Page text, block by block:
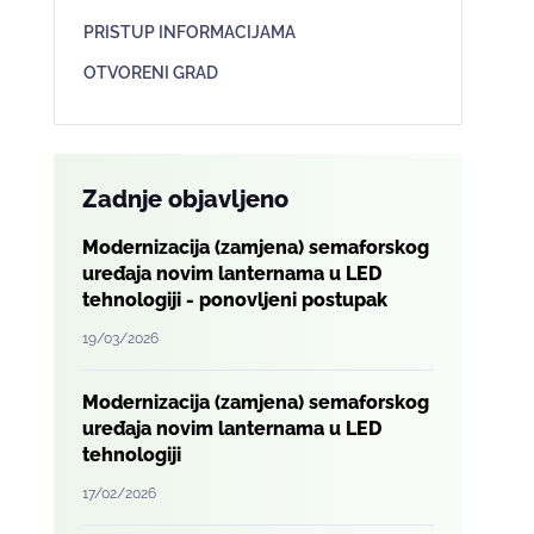
PRISTUP INFORMACIJAMA
OTVORENI GRAD
Zadnje objavljeno
Modernizacija (zamjena) semaforskog
uređaja novim lanternama u LED
tehnologiji - ponovljeni postupak
19/03/2026
Modernizacija (zamjena) semaforskog
uređaja novim lanternama u LED
tehnologiji
17/02/2026